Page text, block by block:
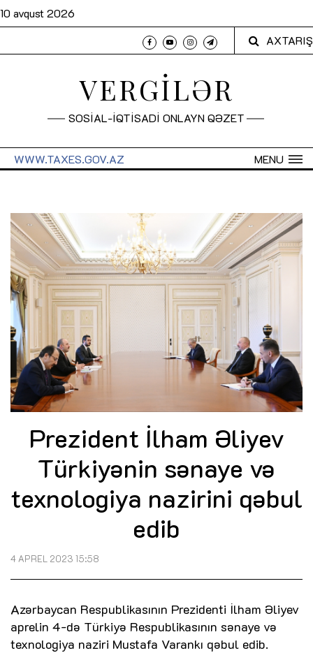
10 avqust 2026
AXTARIŞ
VERGİLƏR
SOSİAL-İQTİSADİ ONLAYN QƏZET
MENU
WWW.TAXES.GOV.AZ
Prezident İlham Əliyev
Türkiyənin sənaye və
texnologiya nazirini qəbul
edib
4 APREL 2023 15:58
Azərbaycan Respublikasının Prezidenti İlham Əliyev
aprelin 4-də Türkiyə Respublikasının sənaye və
texnologiya naziri Mustafa Varankı qəbul edib.